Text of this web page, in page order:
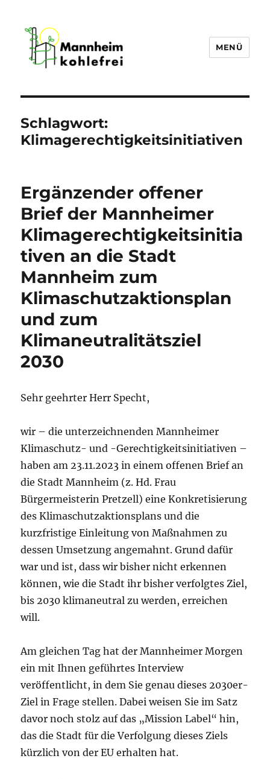
MENÜ
Schlagwort:
Klimagerechtigkeitsinitiativen
Ergänzender offener
Brief der Mannheimer
Klimagerechtigkeitsinitia
tiven an die Stadt
Mannheim zum
Klimaschutzaktionsplan
und zum
Klimaneutralitätsziel
2030
Sehr geehrter Herr Specht,
wir – die unterzeichnenden Mannheimer
Klimaschutz- und -Gerechtigkeitsinitiativen –
haben am 23.11.2023 in einem offenen Brief an
die Stadt Mannheim (z. Hd. Frau
Bürgermeisterin Pretzell) eine Konkretisierung
des Klimaschutzaktionsplans und die
kurzfristige Einleitung von Maßnahmen zu
dessen Umsetzung angemahnt. Grund dafür
war und ist, dass wir bisher nicht erkennen
können, wie die Stadt ihr bisher verfolgtes Ziel,
bis 2030 klimaneutral zu werden, erreichen
will.
Am gleichen Tag hat der Mannheimer Morgen
ein mit Ihnen geführtes Interview
veröffentlicht, in dem Sie genau dieses 2030er-
Ziel in Frage stellen. Dabei weisen Sie im Satz
davor noch stolz auf das „Mission Label“ hin,
das die Stadt für die Verfolgung dieses Ziels
kürzlich von der EU erhalten hat.